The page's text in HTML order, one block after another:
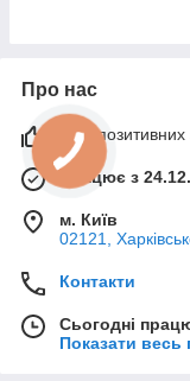
Про нас
99% позитивних
Працює з
м. Київ
02121,
Контакти
Сьогодні
Показати весь